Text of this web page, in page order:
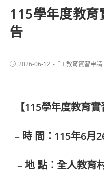
115學年度教
告
2026-06-12 教育實習申請
【115學年度教育實
– 時 間：115年6月
– 地 點：全人教育